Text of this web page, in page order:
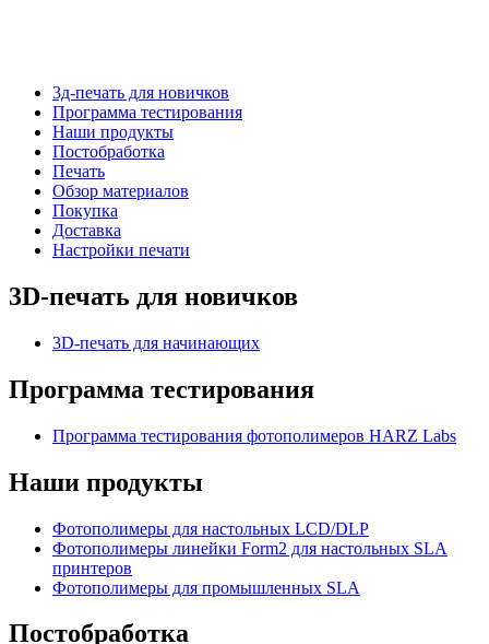
3д-печать для новичков
Программа тестирования
Наши продукты
Постобработка
Печать
Обзор материалов
Покупка
Доставка
Настройки печати
3D-печать для новичков
3D-печать для начинающих
Программа тестирования
Программа тестирования фотополимеров HARZ Labs
Наши продукты
Фотополимеры для настольных LCD/DLP
Фотополимеры линейки Form2 для настольных SLA
принтеров
Фотополимеры для промышленных SLA
Постобработка